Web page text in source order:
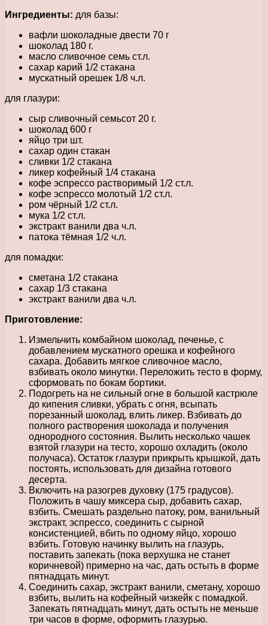
Ингредиенты: для базы:
вафли шоколадные двести 70 г
шоколад 180 г.
масло сливочное семь ст.л.
сахар карий 1/2 стакана
мускатный орешек 1/8 ч.л.
для глазури:
сыр сливочный семьсот 20 г.
шоколад 600 г
яйцо три шт.
сахар один стакан
сливки 1/2 стакана
ликер кофейный 1/4 стакана
кофе эспрессо растворимый 1/2 ст.л.
кофе эспрессо молотый 1/2 ст.л.
ром чёрный 1/2 ст.л.
мука 1/2 ст.л.
экстракт ванили два ч.л.
патока тёмная 1/2 ч.л.
для помадки:
сметана 1/2 стакана
сахар 1/3 стакана
экстракт ванили два ч.л.
Приготовление:
Измельчить комбайном шоколад, печенье, с
добавлением мускатного орешка и кофейного
сахара. Добавить мягкое сливочное масло,
взбивать около минутки. Переложить тесто в форму,
сформовать по бокам бортики.
Подогреть на не сильный огне в большой кастрюле
до кипения сливки, убрать с огня, всыпать
порезанный шоколад, влить ликер. Взбивать до
полного растворения шоколада и получения
однородного состояния. Вылить несколько чашек
взятой глазури на тесто, хорошо охладить (около
получаса). Остаток глазури прикрыть крышкой, дать
постоять, использовать для дизайна готового
десерта.
Включить на разогрев духовку (175 градусов).
Положить в чашу миксера сыр, добавить сахар,
взбить. Смешать раздельно патоку, ром, ванильный
экстракт, эспрессо, соединить с сырной
консистенцией, вбить по одному яйцо, хорошо
взбить. Готовую начинку вылить на глазурь,
поставить запекать (пока верхушка не станет
коричневой) примерно на час, дать остыть в форме
пятнадцать минут.
Соединить сахар, экстракт ванили, сметану, хорошо
взбить, вылить на кофейный чизкейк с помадкой.
Запекать пятнадцать минут, дать остыть не меньше
три часов в форме, оформить глазурью.